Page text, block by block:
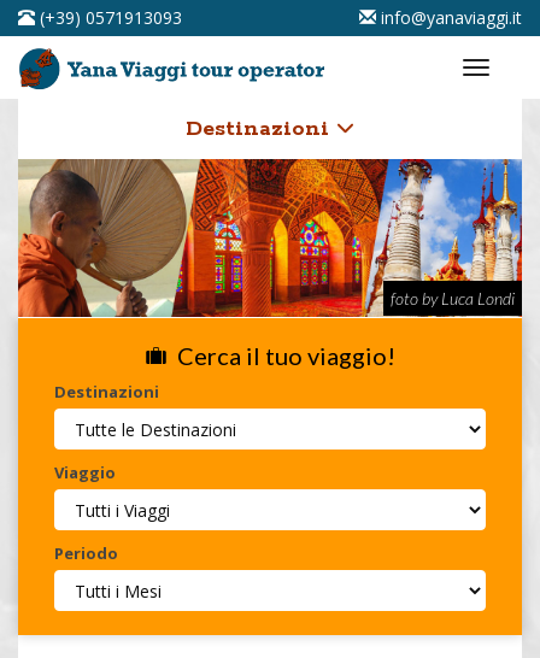
(+39) 0571913093 info@yanaviaggi.it
Destinazioni
foto by Luca Londi
Cerca il tuo viaggio!
Destinazioni
Viaggio
Periodo